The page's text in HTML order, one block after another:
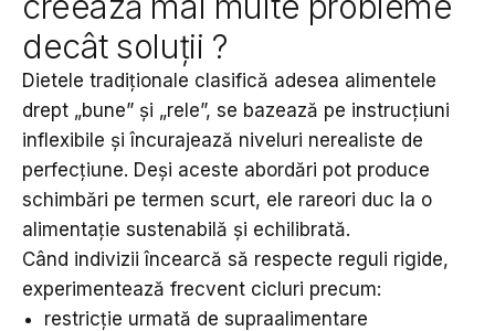
decât soluții ?
Dietele tradiționale clasifică adesea alimentele
drept „bune” și „rele”, se bazează pe instrucțiuni
inflexibile și încurajează niveluri nerealiste de
perfecțiune. Deși aceste abordări pot produce
schimbări pe termen scurt, ele rareori duc la o
alimentație sustenabilă și echilibrată.
Când indivizii încearcă să respecte reguli rigide,
experimentează frecvent cicluri precum:
restricție urmată de supraalimentare